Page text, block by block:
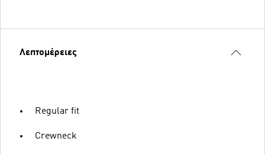
Λεπτομέρειες
Regular fit
Crewneck